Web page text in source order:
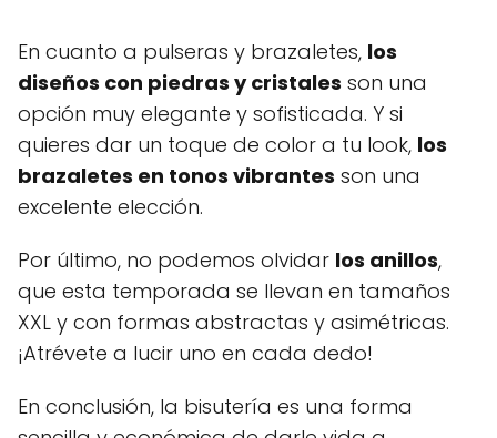
En cuanto a pulseras y brazaletes, los
diseños con piedras y cristales son una
opción muy elegante y sofisticada. Y si
quieres dar un toque de color a tu look, los
brazaletes en tonos vibrantes son una
excelente elección.
Por último, no podemos olvidar los anillos,
que esta temporada se llevan en tamaños
XXL y con formas abstractas y asimétricas.
¡Atrévete a lucir uno en cada dedo!
En conclusión, la bisutería es una forma